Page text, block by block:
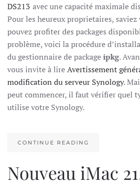
DS213 avec une capacité maximale
Pour les heureux proprietaires, saviez
pouvez profiter des packages
problème, voici la procédure
du gestionnaire de packageipkg.
vous invite à lireAvertissement
modification du serveur Synology.
peut commencer, il faut vérifier quel
utilise votre Synology.
CONTINUE READING
Nouveau iMac